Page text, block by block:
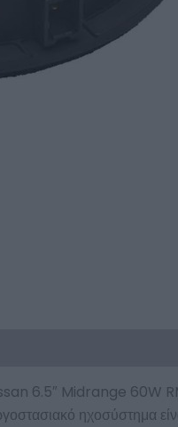
6.5″ Midrange 60W
ηχοσύστημα